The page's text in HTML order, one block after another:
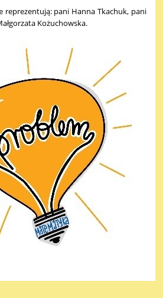
reprezentują: pani Hanna Tkachuk, pani
Kożuchowska.